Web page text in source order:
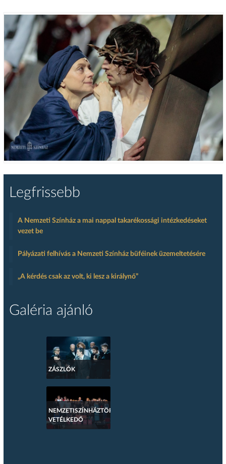
Legfrissebb
A Nemzeti Színház a mai nappal takarékossági intézkedéseket
vezet be
Pályázati felhívás a Nemzeti Színház büféinek üzemeltetésére
„A kérdés csak az volt, ki lesz a királynő”
Galéria ajánló
ZÁSZLÓK
NEMZETISZÍNHÁZTÖRTÉNETI
VETÉLKEDŐ